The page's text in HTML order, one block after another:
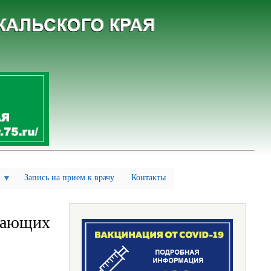
Запись на прием к врачу Контакты